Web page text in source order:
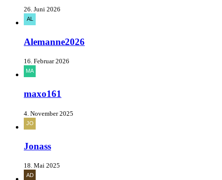
26. Juni 2026
Alemanne2026
16. Februar 2026
maxo161
4. November 2025
Jonass
18. Mai 2025